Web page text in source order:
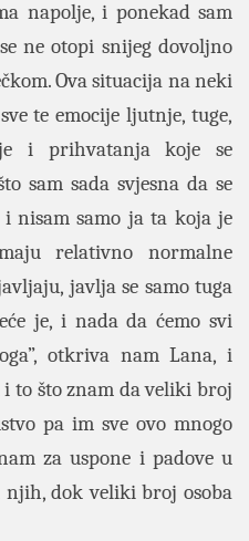
napolje, i ponekad sam
ne otopi snijeg dovoljno
Ova situacija na neki
te emocije ljutnje, tuge,
i prihvatanja koje se
sam sada svjesna da se
i nisam samo ja ta koja je
relativno normalne
javlja se samo tuga
je, i nada da ćemo svi
otkriva nam Lana, i
i to što znam da veliki broj
pa im sve ovo mnogo
za uspone i padove u
njih, dok veliki broj osoba